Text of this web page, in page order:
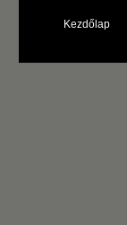
Kezdőlap